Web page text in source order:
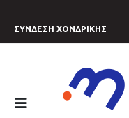
ΣΥΝΔΕΣΗ ΧΟΝΔΡΙΚΗΣ